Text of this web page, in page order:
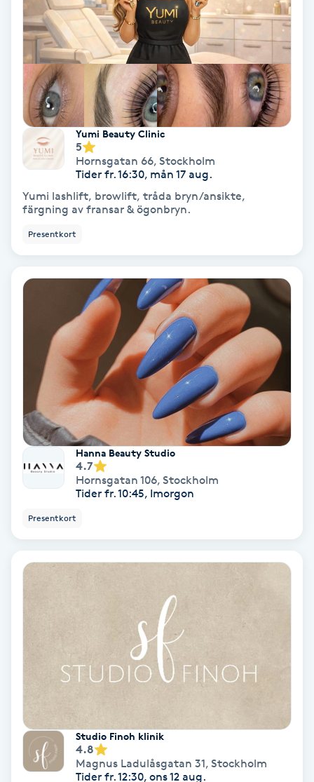
Klangmassage
Klippning
Klippning & Slingor
Klippning ungdom
Koppningsmassage
Kosmetisk tatuering
Kostrådgivning
Kroppsinpackning
Kroppspeeling
Käkledsbehandling
Kärlbehandling
Laserbehandling
LPG-behandling
Luggklippning
Yumi Beauty Clinic
5
Hornsgatan 66, Stockholm
Tider fr. 16:30, mån 17 aug.
Yumi lashlift, browlift, tråda bryn/ansikte,
färgning av fransar & ögonbryn.
Presentkort
Hanna Beauty Studio
4.7
Hornsgatan 106, Stockholm
Tider fr. 10:45, Imorgon
Presentkort
Studio Finoh klinik
4.8
Magnus Ladulåsgatan 31, Stockholm
Tider fr. 12:30, ons 12 aug.